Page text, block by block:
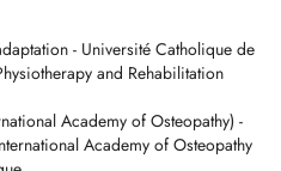
(IAO) - Mont-St-Guibert - Belgique
- Université Catholique de
and Rehabilitation
Academy of Osteopathy) -
Academy of Osteopathy